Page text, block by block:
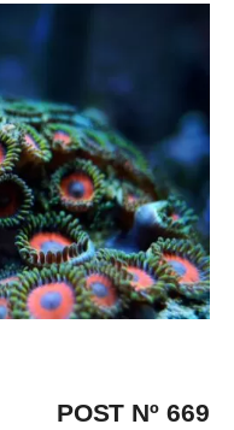
POST Nº 669